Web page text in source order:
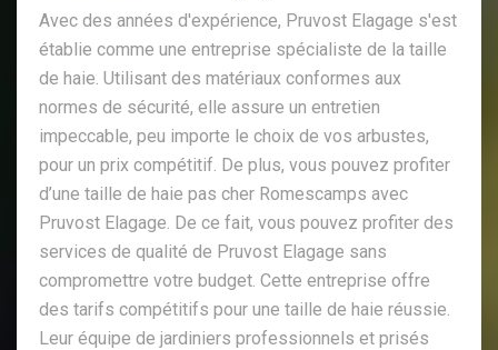
Avec des années d'expérience, Pruvost Elagage s'est
établie comme une entreprise spécialiste de la taille
de haie. Utilisant des matériaux conformes aux
normes de sécurité, elle assure un entretien
impeccable, peu importe le choix de vos arbustes,
pour un prix compétitif. De plus, vous pouvez profiter
d’une taille de haie pas cher Romescamps avec
Pruvost Elagage. De ce fait, vous pouvez profiter des
services de qualité de Pruvost Elagage sans
compromettre votre budget. Cette entreprise offre
des tarifs compétitifs pour une taille de haie réussie.
Leur équipe de jardiniers professionnels et prisés